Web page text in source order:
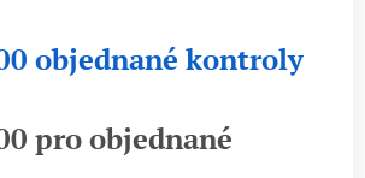
objednané kontroly
pro objednané